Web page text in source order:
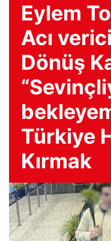
Eylem
Acı
Dönüş
Türkiye
Kırmak